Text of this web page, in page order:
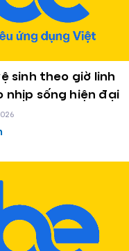
sinh theo giờ linh
nhịp sống hiện đại